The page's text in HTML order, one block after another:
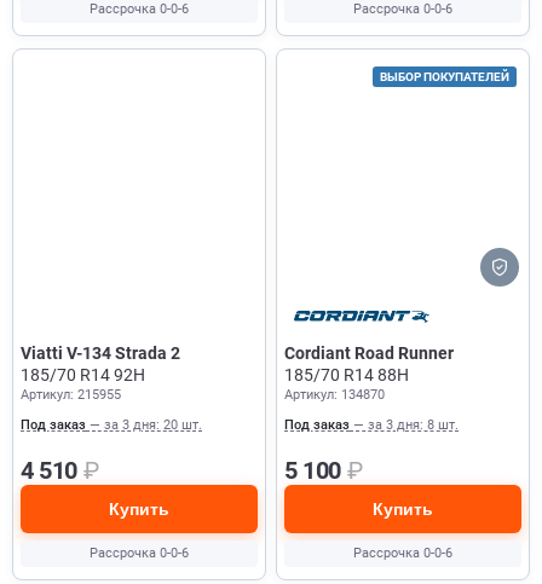
Рассрочка 0-0-6 Рассрочка 0-0-6
Viatti V-134 Strada 2
185/70 R14 92H
Артикул: 215955
Под заказ — за 3 дня: 20 шт.
4 510 ₽
Купить
Рассрочка 0-0-6
ВЫБОР ПОКУПАТЕЛЕЙ
Cordiant Road Runner
185/70 R14 88H
Артикул: 134870
Под заказ — за 3 дня: 8 шт.
5 100 ₽
Купить
Рассрочка 0-0-6